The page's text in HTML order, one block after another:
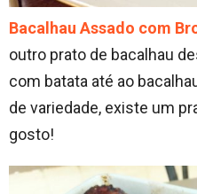
Bacalhau Assado com
outro prato de bacalhau
com batata até ao
de variedade, existe um
gosto!